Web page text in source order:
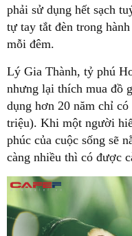
phải sử dụng hết sạch
tự tay tắt đèn trong
mỗi đêm.
Lý Gia Thành, tỷ phú
nhưng lại thích mua đồ
dụng hơn 20 năm chỉ
triệu). Khi một người
phúc của cuộc sống sẽ
càng nhiều thì có được